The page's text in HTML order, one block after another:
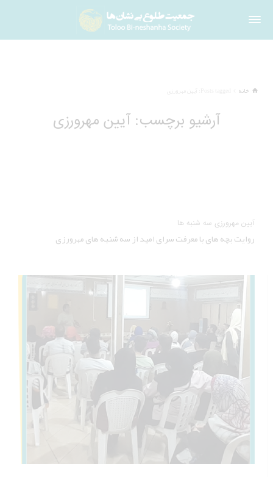
خانه
آرشیو برچسب: آیین مهرورزی
آیین مهرورزی سه شنبه ها
روایت بچه های با معرفت سرای امید از سه شنبه های مهرورزی